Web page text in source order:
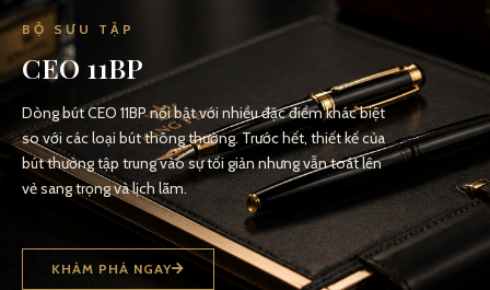
BỘ SƯU TẬP
CEO 11BP
Dòng bút CEO 11BP nổi bật với nhiều đặc điểm khác biệt
so với các loại bút thông thường. Trước hết, thiết kế của
bút thường tập trung vào sự tối giản nhưng vẫn toát lên
vẻ sang trọng và lịch lãm.
KHÁM PHÁ NGAY